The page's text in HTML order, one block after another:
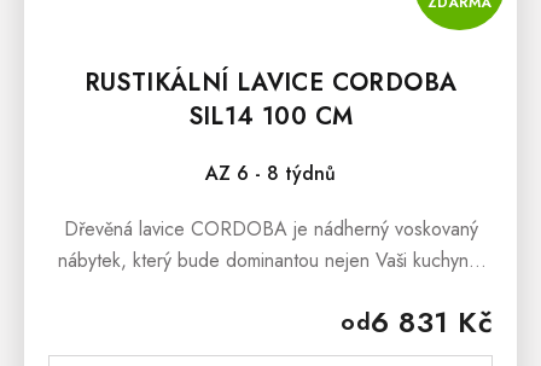
RUSTIKÁLNÍ LAVICE CORDOBA
SIL14 100 CM
AZ 6 - 8 týdnů
od6 831 Kč
Dřevěná lavice CORDOBA je nádherný voskovaný
nábytek, který bude dominantou nejen Vaši kuchyně,
v prostorách terasy či pergoly....